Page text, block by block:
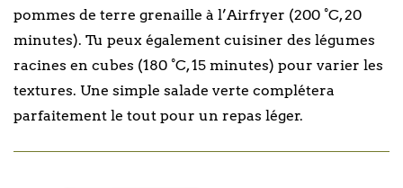
pommes de terre grenaille à l’Airfryer (200 °C, 20
minutes). Tu peux également cuisiner des légumes
racines en cubes (180 °C, 15 minutes) pour varier les
textures. Une simple salade verte complétera
parfaitement le tout pour un repas léger.